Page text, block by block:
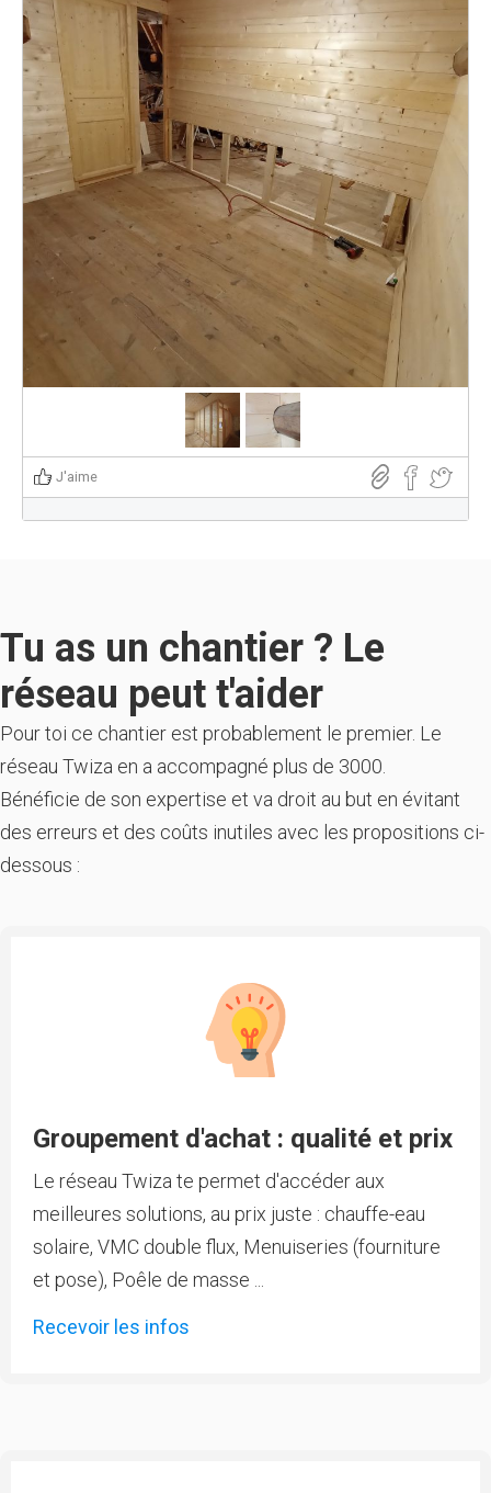
J'aime
Tu as un chantier ? Le
réseau peut t'aider
Pour toi ce chantier est probablement le premier. Le
réseau Twiza en a accompagné plus de 3000.
Bénéficie de son expertise et va droit au but en évitant
des erreurs et des coûts inutiles avec les propositions ci-
dessous :
Groupement d'achat : qualité et prix
Le réseau Twiza te permet d'accéder aux
meilleures solutions, au prix juste : chauffe-eau
solaire, VMC double flux, Menuiseries (fourniture
et pose), Poêle de masse ...
Recevoir les infos